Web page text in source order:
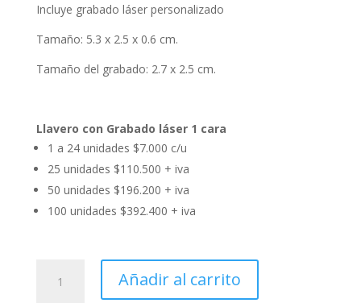
Incluye grabado láser personalizado
Tamaño: 5.3 x 2.5 x 0.6 cm.
Tamaño del grabado: 2.7 x 2.5 cm.
Llavero con Grabado láser 1 cara
1 a 24 unidades $7.000 c/u
25 unidades $110.500 + iva
50 unidades $196.200 + iva
100 unidades $392.400 + iva
Metálico
Añadir al carrito